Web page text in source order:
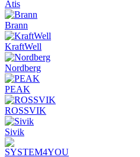
Atis
Brann
KraftWell
Nordberg
PEAK
ROSSVIK
Sivik